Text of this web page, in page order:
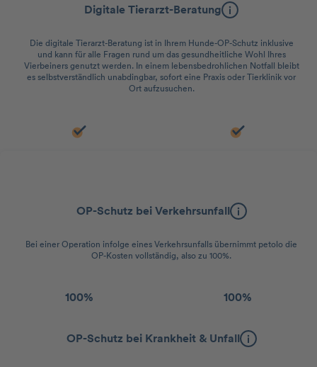
Digitale Tierarzt-Beratung
Die digitale Tierarzt-Beratung ist in Ihrem Hunde-OP-Schutz inklusive
und kann für alle Fragen rund um das gesundheitliche Wohl Ihres
Vierbeiners genutzt werden. In einem lebensbedrohlichen Notfall bleibt
es selbstverständlich unabdingbar, sofort eine Praxis oder Tierklinik vor
Ort aufzusuchen.
OP-Schutz bei Verkehrsunfall
Bei einer Operation infolge eines Verkehrsunfalls übernimmt petolo die
OP-Kosten vollständig, also zu 100%.
100% 100%
OP-Schutz bei Krankheit & Unfall